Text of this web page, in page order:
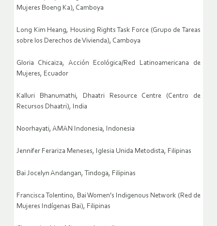
Mujeres Boeng Ka), Camboya
Long Kim Heang, Housing Rights Task Force (Grupo de Tareas
sobre los Derechos de Vivienda), Camboya
Gloria Chicaiza, Acción Ecológica/Red Latinoamericana de
Mujeres, Ecuador
Kalluri Bhanumathi, Dhaatri Resource Centre (Centro de
Recursos Dhaatri), India
Noorhayati, AMAN Indonesia, Indonesia
Jennifer Ferariza Meneses, Iglesia Unida Metodista, Filipinas
Bai Jocelyn Andangan, Tindoga, Filipinas
Francisca Tolentino, Bai Women’s Indigenous Network (Red de
Mujeres Indígenas Bai), Filipinas